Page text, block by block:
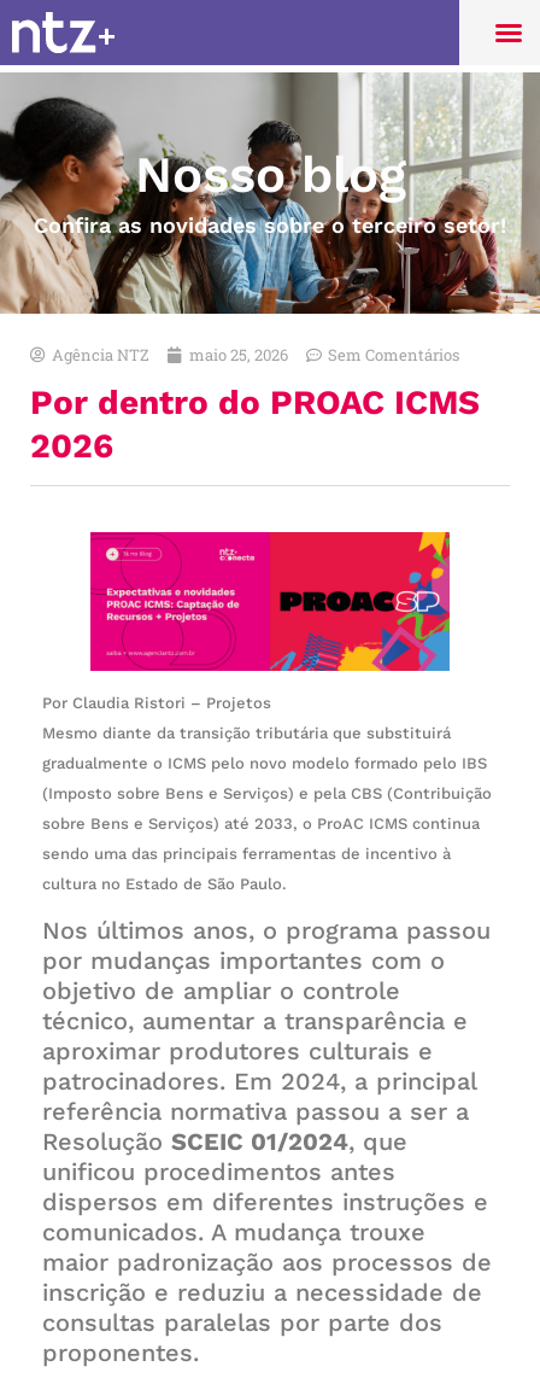
Nosso blog
Confira as novidades sobre o terceiro setor!
Agência NTZ maio 25, 2026 Sem Comentários
Por dentro do PROAC ICMS
2026
Por Claudia Ristori – Projetos
Mesmo diante da transição tributária que substituirá
gradualmente o ICMS pelo novo modelo formado pelo IBS
(Imposto sobre Bens e Serviços) e pela CBS (Contribuição
sobre Bens e Serviços) até 2033, o ProAC ICMS continua
sendo uma das principais ferramentas de incentivo à
cultura no Estado de São Paulo.
Nos últimos anos, o programa passou
por mudanças importantes com o
objetivo de ampliar o controle
técnico, aumentar a transparência e
aproximar produtores culturais e
patrocinadores. Em 2024, a principal
referência normativa passou a ser a
Resolução SCEIC 01/2024, que
unificou procedimentos antes
dispersos em diferentes instruções e
comunicados. A mudança trouxe
maior padronização aos processos de
inscrição e reduziu a necessidade de
consultas paralelas por parte dos
proponentes.